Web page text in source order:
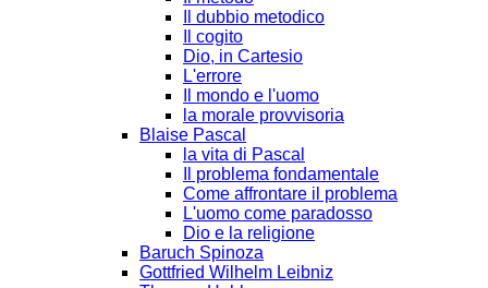
Il dubbio metodico
Il cogito
Dio, in Cartesio
L'errore
Il mondo e l'uomo
la morale provvisoria
Blaise Pascal
la vita di Pascal
Il problema fondamentale
Come affrontare il problema
L'uomo come paradosso
Dio e la religione
Baruch Spinoza
Gottfried Wilhelm Leibniz